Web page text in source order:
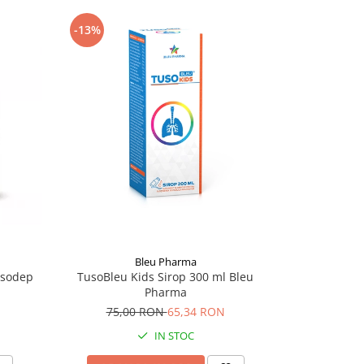
-13%
Bleu Pharma
TusoBleu Kids Sirop 300 ml Bleu
Pharma
75,00 RON65,34 RON
IN STOC